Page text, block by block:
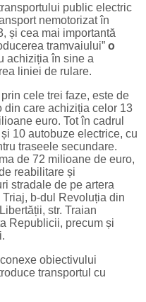
public electric
nemotorizat în
și cea mai importantă
tramvaiului” o
achiziția în sine a
liniei de rulare.
cele trei faze, este de
din care achiziția celor 13
euro. Tot în cadrul
10 autobuze electrice, cu
traseele secundare.
de 72 milioane de euro,
reabilitare și
stradale de pe artera
b-dul Revoluția din
str. Traian
Republicii, precum și
obiectivului
transportul cu